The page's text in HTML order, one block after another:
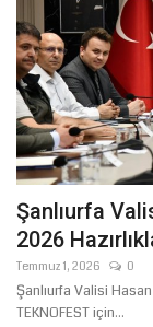
Şanlıurfa
2026
Temmuz 1, 2026 0
Şanlıurfa Valisi
TEKNOFEST için...